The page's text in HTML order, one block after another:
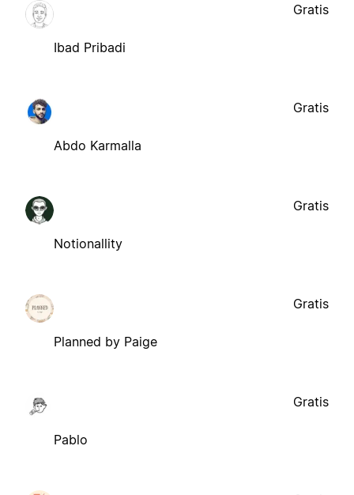
Ibad Pribadi
Gratis
Abdo Karmalla
Gratis
Notionallity
Gratis
Planned by Paige
Gratis
Pablo
Gratis